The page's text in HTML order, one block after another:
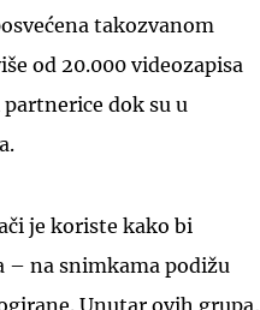
takozvanom
od 20.000 videozapisa
dok su u
je koriste kako bi
– na snimkama podižu